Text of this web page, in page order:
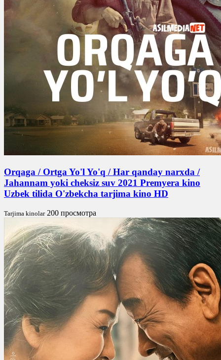
Orqaga / Ortga Yo'l Yo'q / Har qanday narxda /
Jahannam yoki cheksiz suv 2021 Premyera kino
Uzbek tilida O'zbekcha tarjima kino HD
Tarjima kinolar 200 просмотра